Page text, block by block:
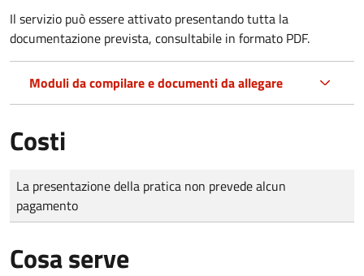
Il servizio può essere attivato presentando tutta la
documentazione prevista, consultabile in formato PDF.
Moduli da compilare e documenti da allegare
Costi
Tipo di pagamento
Importo
La presentazione della pratica non prevede alcun
pagamento
Cosa serve